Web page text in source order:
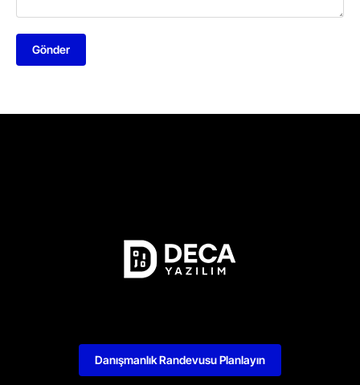
Gönder
Danışmanlık Randevusu Planlayın